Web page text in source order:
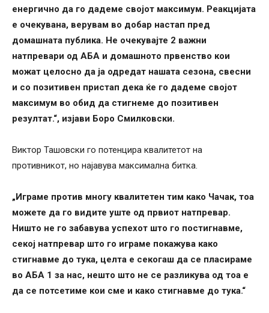
енергично да го дадеме својот максимум. Реакцијата
е очекувана, верувам во добар настап пред
домашната публика. Не очекувајте 2 важни
натпревари од АБА и домашното првенство кои
можат целосно да ја одредат нашата сезона, свесни
и со позитивен пристап дека ќе го дадеме својот
максимум во обид да стигнеме до позитивен
резултат.“, изјави Боро Смилковски.
Виктор Ташовски го потенцира квалитетот на
противникот, но најавува максимална битка.
„Играме против многу квалитетен тим како Чачак, тоа
можете да го видите уште од првиот натпревар.
Ништо не го забавува успехот што го постигнавме,
секој натпревар што го играме покажува како
стигнавме до тука, целта е секогаш да се пласираме
во АБА 1 за нас, нешто што не се разликува од тоа е
да се потсетиме кои сме и како стигнавме до тука.“